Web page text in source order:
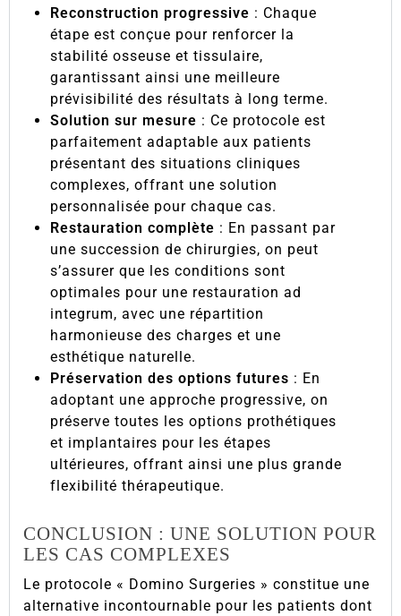
Reconstruction progressive : Chaque
étape est conçue pour renforcer la
stabilité osseuse et tissulaire,
garantissant ainsi une meilleure
prévisibilité des résultats à long terme.
Solution sur mesure : Ce protocole est
parfaitement adaptable aux patients
présentant des situations cliniques
complexes, offrant une solution
personnalisée pour chaque cas.
Restauration complète : En passant par
une succession de chirurgies, on peut
s’assurer que les conditions sont
optimales pour une restauration ad
integrum, avec une répartition
harmonieuse des charges et une
esthétique naturelle.
Préservation des options futures : En
adoptant une approche progressive, on
préserve toutes les options prothétiques
et implantaires pour les étapes
ultérieures, offrant ainsi une plus grande
flexibilité thérapeutique.
CONCLUSION : UNE SOLUTION POUR
LES CAS COMPLEXES
Le protocole « Domino Surgeries » constitue une
alternative incontournable pour les patients dont